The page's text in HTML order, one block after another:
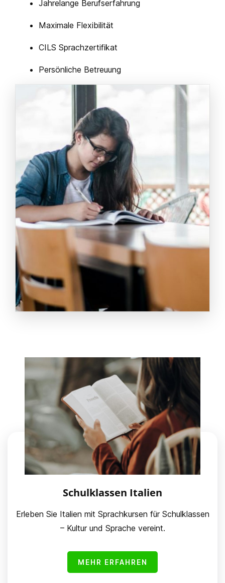
Jahrelange Berufserfahrung
Maximale Flexibilität
CILS Sprachzertifikat
Persönliche Betreuung
Schulklassen Italien
Erleben Sie Italien mit Sprachkursen für Schulklassen
– Kultur und Sprache vereint.
MEHR ERFAHREN